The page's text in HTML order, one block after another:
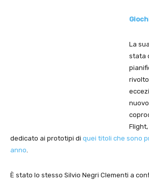
La
stata
dedicato ai prototipi di quei titoli che sono
anno
È stato lo stesso Silvio Negri Clementi a